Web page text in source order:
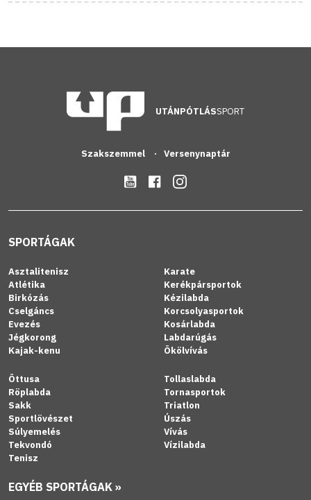
UTÁNPÓTLÁSSPORT
Szakszemmel Versenynaptár
SPORTÁGAK
Asztalitenisz
Atlétika
Birkózás
Cselgáncs
Evezés
Jégkorong
Kajak-kenu
Karate
Kerékpársportok
Kézilabda
Korcsolyasportok
Kosárlabda
Labdarúgás
Ökölvívás
Öttusa
Röplabda
Sakk
Sportlövészet
Súlyemelés
Tekvondó
Tenisz
Tollaslabda
Tornasportok
Triatlon
Úszás
Vívás
Vízilabda
EGYÉB SPORTÁGAK »